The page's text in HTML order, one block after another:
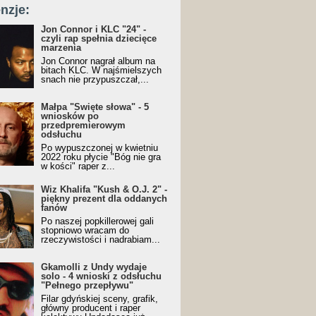
Jon Connor i KLC "24" -
czyli rap spełnia dziecięce
marzenia
Jon Connor nagrał album na
bitach KLC. W najśmielszych
snach nie przypuszczał,...
Małpa "Święte słowa" - 5
wniosków po
przedpremierowym
odsłuchu
Po wypuszczonej w kwietniu
2022 roku płycie "Bóg nie gra
w kości" raper z...
Wiz Khalifa "Kush & O.J. 2" -
piękny prezent dla oddanych
fanów
Po naszej popkillerowej gali
stopniowo wracam do
rzeczywistości i nadrabiam...
Gkamolli z Undy wydaje
solo - 4 wnioski z odsłuchu
"Pełnego przepływu"
Filar gdyńskiej sceny, grafik,
główny producent i raper